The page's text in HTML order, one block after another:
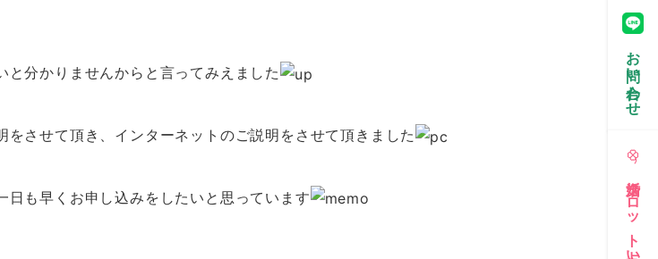
分かりませんからと言ってみえました
させて頂き、インターネットのご説明をさせて頂きました
も早くお申し込みをしたいと思っています
お問い合わせ
婚活タロット占い